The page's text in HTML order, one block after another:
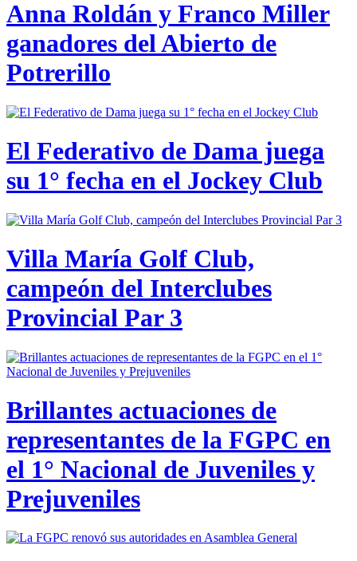
Anna Roldán y Franco Miller
ganadores del Abierto de
Potrerillo
El Federativo de Dama juega
su 1° fecha en el Jockey Club
Villa María Golf Club,
campeón del Interclubes
Provincial Par 3
Brillantes actuaciones de
representantes de la FGPC en
el 1° Nacional de Juveniles y
Prejuveniles